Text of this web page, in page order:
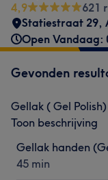
4,9
621
Statiestraat 29,
Open Vandaag:
Gevonden
Gellak ( Gel Polish)
Toon beschrijving
Gellak handen
45 min